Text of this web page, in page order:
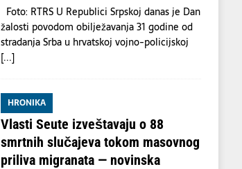
Foto: RTRS U Republici Srpskoj danas je Dan
žalosti povodom obilježavanja 31 godine od
stradanja Srba u hrvatskoj vojno-policijskoj
[...]
HRONIKA
Vlasti Seute izveštavaju o 88
smrtnih slučajeva tokom masovnog
priliva migranata — novinska